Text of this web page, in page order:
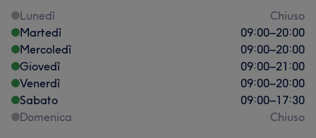
Lunedì
Chiuso
Martedì
09:00–20:00
Mercoledì
09:00–20:00
Giovedì
09:00–21:00
Venerdì
09:00–20:00
Sabato
09:00–17:30
Domenica
Chiuso